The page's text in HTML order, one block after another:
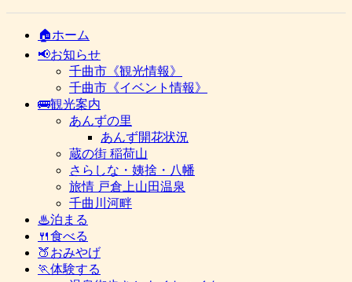
🏠ホーム
📢お知らせ
千曲市《観光情報》
千曲市《イベント情報》
🚌観光案内
あんずの里
あんず開花状況
蔵の街 稲荷山
さらしな・姨捨・八幡
旅情 戸倉上山田温泉
千曲川河畔
♨泊まる
🍴食べる
🍑おみやげ
🏃体験する